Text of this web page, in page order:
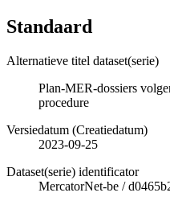
Standaard
Alternatieve titel dataset(serie)
Plan-MER-dossiers
procedure
Versiedatum (Creatiedatum)
2023-09-25
Dataset(serie) identificator
MercatorNet-be /